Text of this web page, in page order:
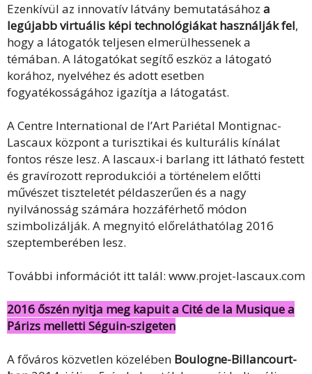
Ezenkívül az innovatív látvány bemutatásához a
legújabb virtuális képi technológiákat használják fel,
hogy a látogatók teljesen elmerülhessenek a
témában. A látogatókat segítő eszköz a látogató
korához, nyelvéhez és adott esetben
fogyatékosságához igazítja a látogatást.
A Centre International de l’Art Pariétal Montignac-
Lascaux központ a turisztikai és kulturális kínálat
fontos része lesz. A lascaux-i barlang itt látható festett
és gravírozott reprodukciói a történelem előtti
művészet tiszteletét példaszerűen és a nagy
nyilvánosság számára hozzáférhető módon
szimbolizálják. A megnyitó előreláthatólag 2016
szeptemberében lesz.
További információt itt talál: www.projet-lascaux.com
2016 őszén nyitja meg kapuit a Cité de la Musique a
Párizs melletti Séguin-szigeten
A főváros közvetlen közelében Boulogne-Billancourt-